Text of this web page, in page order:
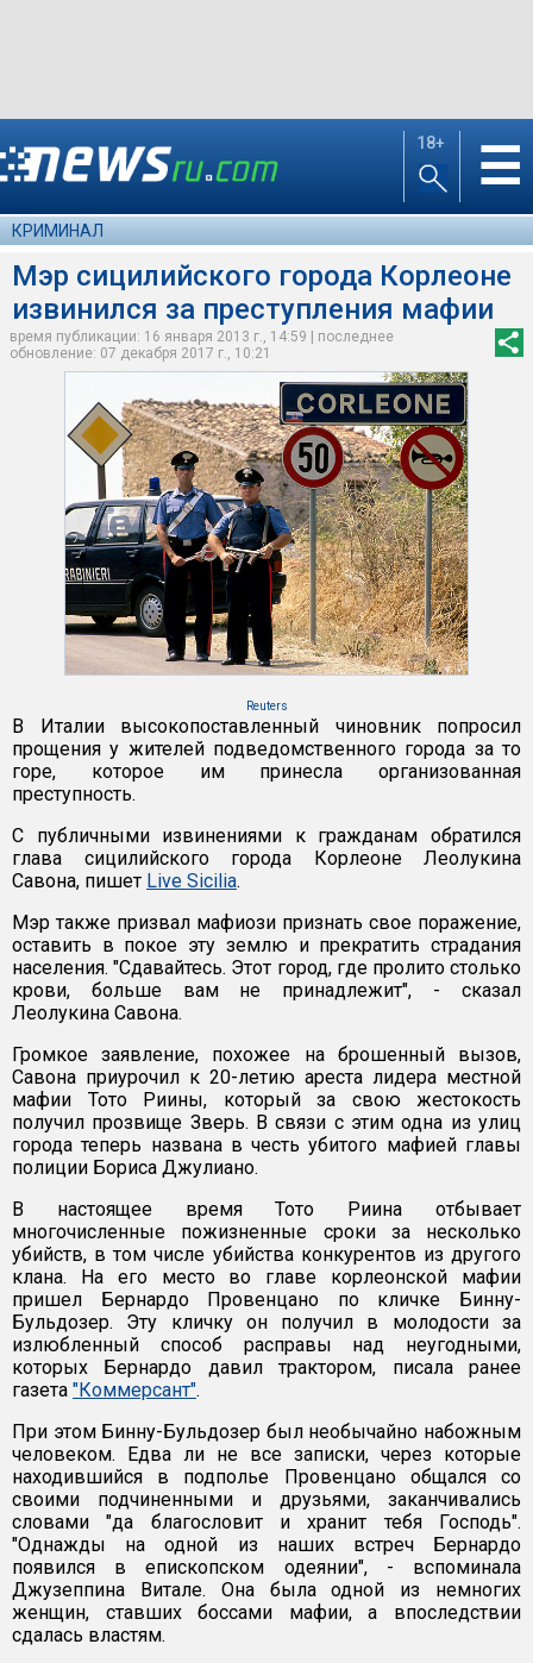
18+ ☰
КРИМИНАЛ
Мэр сицилийского города Корлеоне
извинился за преступления мафии
время публикации: 16 января 2013 г., 14:59 | последнее
обновление: 07 декабря 2017 г., 10:21
Reuters
В Италии высокопоставленный чиновник попросил
прощения у жителей подведомственного города за то
горе, которое им принесла организованная
преступность.
С публичными извинениями к гражданам обратился
глава сицилийского города Корлеоне Леолукина
Савона, пишет Live Sicilia.
Мэр также призвал мафиози признать свое поражение,
оставить в покое эту землю и прекратить страдания
населения. "Сдавайтесь. Этот город, где пролито столько
крови, больше вам не принадлежит", - сказал
Леолукина Савона.
Громкое заявление, похожее на брошенный вызов,
Савона приурочил к 20-летию ареста лидера местной
мафии Тото Риины, который за свою жестокость
получил прозвище Зверь. В связи с этим одна из улиц
города теперь названа в честь убитого мафией главы
полиции Бориса Джулиано.
В настоящее время Тото Риина отбывает
многочисленные пожизненные сроки за несколько
убийств, в том числе убийства конкурентов из другого
клана. На его место во главе корлеонской мафии
пришел Бернардо Провенцано по кличке Бинну-
Бульдозер. Эту кличку он получил в молодости за
излюбленный способ расправы над неугодными,
которых Бернардо давил трактором, писала ранее
газета "Коммерсант".
При этом Бинну-Бульдозер был необычайно набожным
человеком. Едва ли не все записки, через которые
находившийся в подполье Провенцано общался со
своими подчиненными и друзьями, заканчивались
словами "да благословит и хранит тебя Господь".
"Однажды на одной из наших встреч Бернардо
появился в епископском одеянии", - вспоминала
Джузеппина Витале. Она была одной из немногих
женщин, ставших боссами мафии, а впоследствии
сдалась властям.